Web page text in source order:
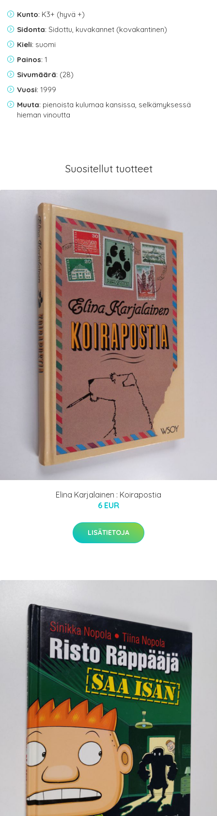
Kunto: K3+ (hyvä +)
Sidonta: Sidottu, kuvakannet (kovakantinen)
Kieli: suomi
Painos: 1
Sivumäärä: (28)
Vuosi: 1999
Muuta: pienoista kulumaa kansissa, selkämyksessä
hieman vinoutta
Suositellut tuotteet
Elina Karjalainen : Koirapostia
6 EUR
LISÄTIETOJA